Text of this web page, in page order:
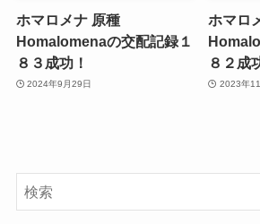
ホマロメナ 原種
Homalomenaの交配記録１
８３成功！
2024年9月29日
ホマロ
８２成
2023年